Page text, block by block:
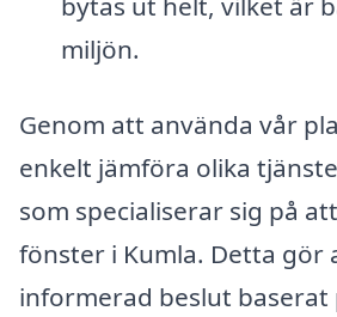
miljön.
Genom att använda vår
enkelt jämföra olika
som specialiserar sig på
fönster i Kumla. Detta gör
informerad beslut baserat